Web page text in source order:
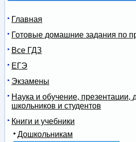
Главная
Готовые домашние задания по
Все ГДЗ
ЕГЭ
Экзамены
Наука и обучение, презентации,
школьников и студентов
Книги и учебники
Дошкольникам